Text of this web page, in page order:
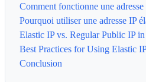
Comment fonctionne une adresse
Pourquoi utiliser une adresse IP
Elastic IP vs. Regular Public IP
Best Practices for Using Elastic
Conclusion